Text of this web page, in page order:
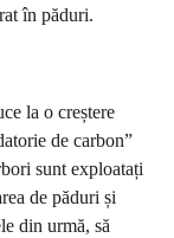
în păduri.
la o creștere
de carbon”
sunt exploatați
de păduri și
din urmă, să